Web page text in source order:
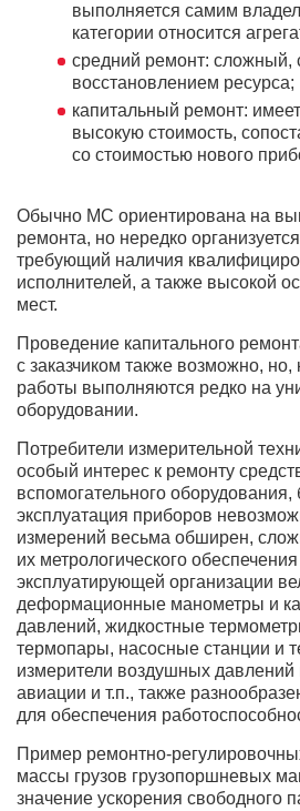
выполняется самим
категории относится
средний ремонт: сложный,
восстановлением ресурса;
капитальный ремонт:
высокую стоимость,
со стоимостью нового
Обычно МС ориентирована на
ремонта, но нередко
требующий наличия
исполнителей, а также высокой
мест.
Проведение капитального
с заказчиком также возможно, но,
работы выполняются редко на
оборудовании.
Потребители измерительной
особый интерес к ремонту
вспомогательного оборудования,
эксплуатация приборов
измерений весьма обширен,
их метрологического
эксплуатирующей организации
деформационные манометры и
давлений, жидкостные
термопары, насосные станции и
измерители воздушных давлений
авиации и т.п., также
для обеспечения
Пример ремонтно-
массы грузов грузопоршневых
значение ускорения свободного